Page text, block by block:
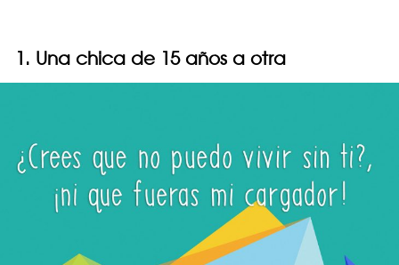
1. Una chica de 15 años a otra